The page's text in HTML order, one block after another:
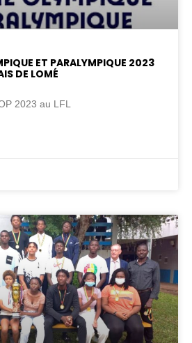
ET PARALYMPIQUE 2023
DE LOMÉ
2023 au LFL